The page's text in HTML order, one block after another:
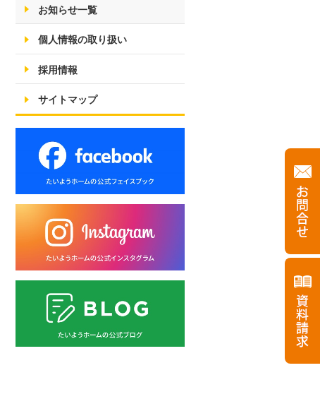
お知らせ一覧
個人情報の取り扱い
採用情報
サイトマップ